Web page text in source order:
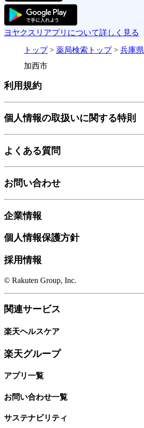
ヨヤクスリアプリについて詳しく見る
トップ> 薬局検索トップ> 兵庫県
加西市
利用規約
個人情報の取扱いに関する特則
よくある質問
お問い合わせ
企業情報
個人情報保護方針
採用情報
© Rakuten Group, Inc.
関連サービス
楽天ヘルスケア
楽天グループ
アプリ一覧
お問い合わせ一覧
サステナビリティ